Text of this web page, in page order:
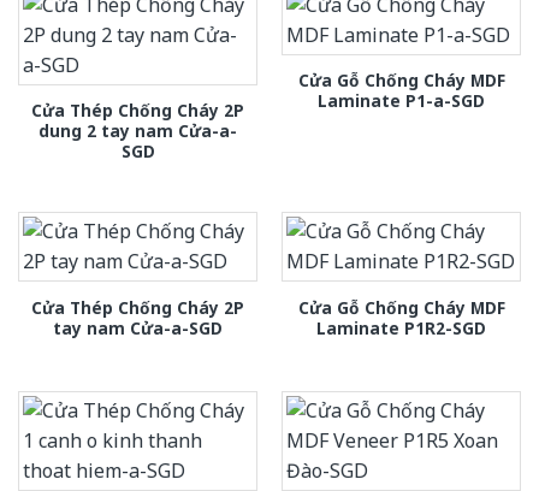
Cửa Thép Chống Cháy 2P
dung 2 tay nam Cửa-a-
SGD
Cửa Gỗ Chống Cháy MDF
Laminate P1-a-SGD
Cửa Thép Chống Cháy 2P
tay nam Cửa-a-SGD
Cửa Gỗ Chống Cháy MDF
Laminate P1R2-SGD